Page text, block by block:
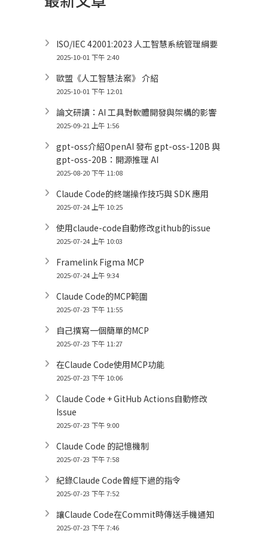
ISO/IEC 42001:2023 人工智慧系統管理綱要
2025-10-01 下午 2:40
歐盟《人工智慧法案》 介紹
2025-10-01 下午 12:01
論文研讀：AI 工具對軟體開發與架構的影響
2025-09-21 上午 1:56
gpt-oss介紹OpenAI 發布 gpt-oss-120B 與
gpt-oss-20B：開源推理 AI
2025-08-20 下午 11:08
Claude Code的終端操作技巧與 SDK 應用
2025-07-24 上午 10:25
使用claude-code自動修改github的issue
2025-07-24 上午 10:03
Framelink Figma MCP
2025-07-24 上午 9:34
Claude Code的MCP範圍
2025-07-23 下午 11:55
自己撰寫一個簡單的MCP
2025-07-23 下午 11:27
在Claude Code使用MCP功能
2025-07-23 下午 10:06
Claude Code + GitHub Actions自動修改
Issue
2025-07-23 下午 9:00
Claude Code 的記憶機制
2025-07-23 下午 7:58
紀錄Claude Code曾經下過的指令
2025-07-23 下午 7:52
讓Claude Code在Commit時傳送手機通知
2025-07-23 下午 7:46